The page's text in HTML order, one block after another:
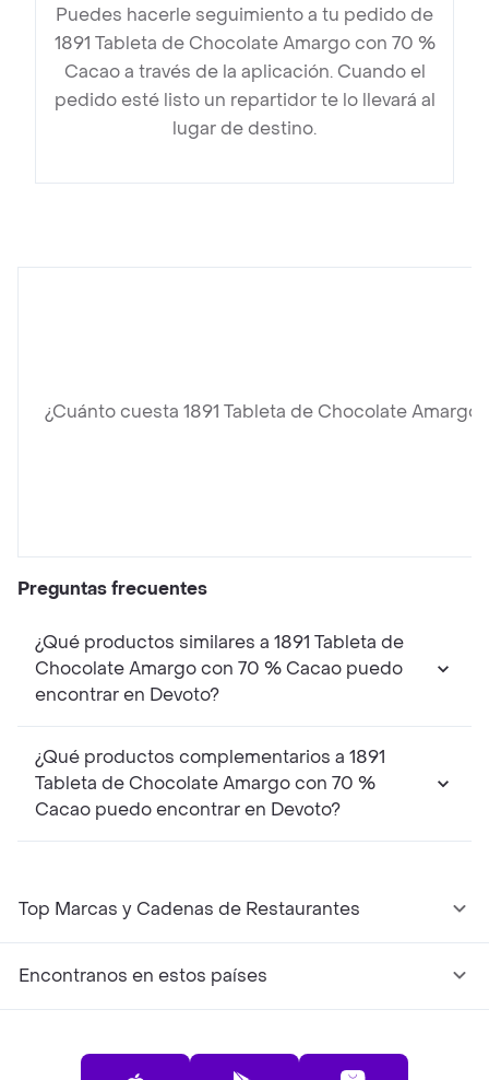
Puedes hacerle seguimiento a tu pedido de
1891 Tableta de Chocolate Amargo con 70 %
Cacao a través de la aplicación. Cuando el
pedido esté listo un repartidor te lo llevará al
lugar de destino.
¿Cuánto cuesta 1891 Tableta de Chocolate Amargo
Preguntas frecuentes
¿Qué productos similares a 1891 Tableta de
Chocolate Amargo con 70 % Cacao puedo
encontrar en Devoto?
¿Qué productos complementarios a 1891
Tableta de Chocolate Amargo con 70 %
Cacao puedo encontrar en Devoto?
Top Marcas y Cadenas de Restaurantes
Encontranos en estos países